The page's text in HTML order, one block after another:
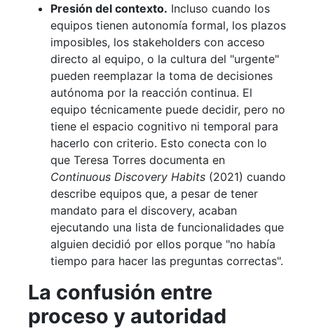
Presión del contexto. Incluso cuando los
equipos tienen autonomía formal, los plazos
imposibles, los stakeholders con acceso
directo al equipo, o la cultura del "urgente"
pueden reemplazar la toma de decisiones
autónoma por la reacción continua. El
equipo técnicamente puede decidir, pero no
tiene el espacio cognitivo ni temporal para
hacerlo con criterio. Esto conecta con lo
que Teresa Torres documenta en
Continuous Discovery Habits (2021) cuando
describe equipos que, a pesar de tener
mandato para el discovery, acaban
ejecutando una lista de funcionalidades que
alguien decidió por ellos porque "no había
tiempo para hacer las preguntas correctas".
La confusión entre
proceso y autoridad